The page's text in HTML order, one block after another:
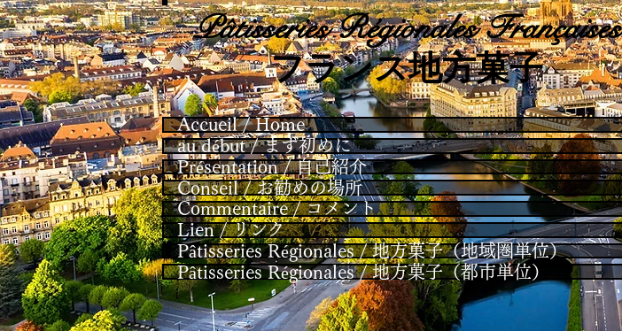
PâtisseriesRégionales Françaises
​フランス地方菓子
Accueil / Home
au début / まず初めに
Présentation / 自己紹介
Conseil / お勧めの場所
Commentaire / コメント
Lien / リンク
Pâtisseries Régionales / 地方菓子（地域圏単位）
Pâtisseries Régionales / 地方菓子（都市単位）